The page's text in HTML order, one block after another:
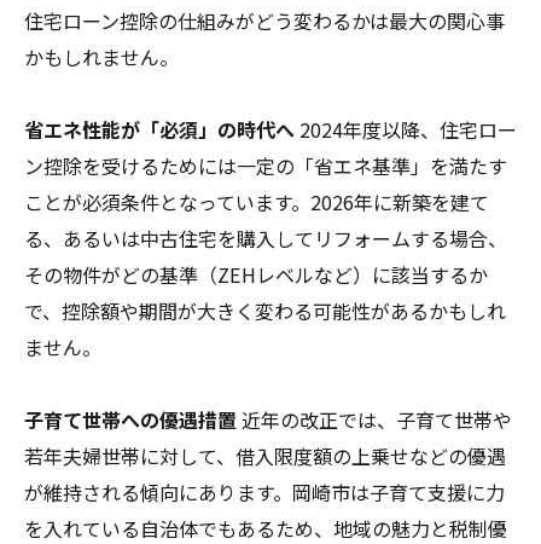
住宅ローン控除の仕組みがどう変わるかは最大の関心事
かもしれません。
省エネ性能が「必須」の時代へ 2024年度以降、住宅ロー
ン控除を受けるためには一定の「省エネ基準」を満たす
ことが必須条件となっています。2026年に新築を建て
る、あるいは中古住宅を購入してリフォームする場合、
その物件がどの基準（ZEHレベルなど）に該当するか
で、控除額や期間が大きく変わる可能性があるかもしれ
ません。
子育て世帯への優遇措置 近年の改正では、子育て世帯や
若年夫婦世帯に対して、借入限度額の上乗せなどの優遇
が維持される傾向にあります。岡崎市は子育て支援に力
を入れている自治体でもあるため、地域の魅力と税制優